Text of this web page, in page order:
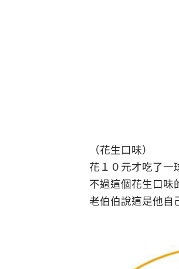
（花生口味）
花１０元才吃了一
不過這個花生口味
老伯伯說這是他自